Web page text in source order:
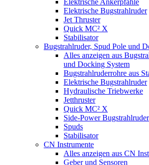
Elektrische Ankerpfähle
Elektrische Bugstrahlruder
Jet Thruster
Quick MC² X
Stabilisator
Bugstrahlruder, Spud Pole und
Alles anzeigen aus
und Docking System
Bugstrahlruderrohre aus
Elektrische Bugstrahlruder
Hydraulische Triebwerke
Jetthruster
Quick MC² X
Side-Power Bugstrahlruder
Spuds
Stabilisator
CN Instrumente
Alles anzeigen aus CN
Geber und Sensoren